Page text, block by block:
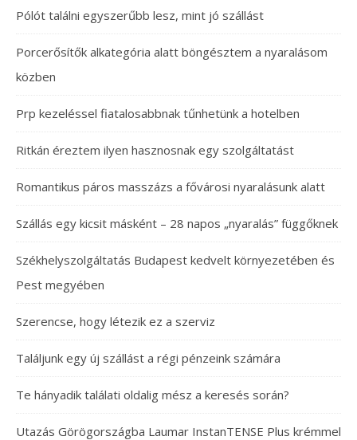
Pólót találni egyszerűbb lesz, mint jó szállást
Porcerősítők alkategória alatt böngésztem a nyaralásom
közben
Prp kezeléssel fiatalosabbnak tűnhetünk a hotelben
Ritkán éreztem ilyen hasznosnak egy szolgáltatást
Romantikus páros masszázs a fővárosi nyaralásunk alatt
Szállás egy kicsit másként – 28 napos „nyaralás” függőknek
Székhelyszolgáltatás Budapest kedvelt környezetében és
Pest megyében
Szerencse, hogy létezik ez a szerviz
Találjunk egy új szállást a régi pénzeink számára
Te hányadik találati oldalig mész a keresés során?
Utazás Görögországba Laumar InstanTENSE Plus krémmel